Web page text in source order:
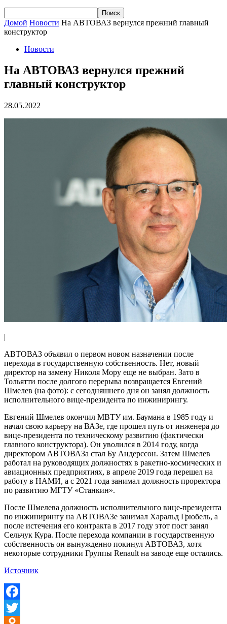
Домой Новости На АВТОВАЗ вернулся прежний главный
конструктор
Новости
На АВТОВАЗ вернулся прежний
главный конструктор
28.05.2022
|
АВТОВАЗ объявил о первом новом назначении после
перехода в государственную собственность. Нет, новый
директор на замену Николя Мору еще не выбран. Зато в
Тольятти после долгого перерыва возвращается Евгений
Шмелев (на фото): с сегодняшнего дня он занял должность
исполнительного вице-президента по инжинирингу.
Евгений Шмелев окончил МВТУ им. Баумана в 1985 году и
начал свою карьеру на ВАЗе, где прошел путь от инженера до
вице-президента по техническому развитию (фактически
главного конструктора). Он уволился в 2014 году, когда
директором АВТОВАЗа стал Бу Андерссон. Затем Шмелев
работал на руководящих должностях в ракетно-космических и
авиационных предприятиях, в апреле 2019 года перешел на
работу в НАМИ, а с 2021 года занимал должность проректора
по развитию МГТУ «Станкин».
После Шмелева должность исполнительного вице-президента
по инжинирингу на АВТОВАЗе занимал Харальд Грюбель, а
после истечения его контракта в 2017 году этот пост занял
Сельчук Кура. После перехода компании в государственную
собственность он вынужденно покинул АВТОВАЗ, хотя
некоторые сотрудники Группы Renault на заводе еще остались.
Источник
Facebook